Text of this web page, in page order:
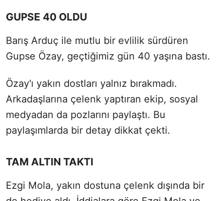
GUPSE 40 OLDU
Barış Arduç ile mutlu bir evlilik sürdüren
Gupse Özay, geçtiğimiz gün 40 yaşına bastı.
Özay'ı yakın dostları yalnız bırakmadı.
Arkadaşlarına çelenk yaptıran ekip, sosyal
medyadan da pozlarını paylaştı. Bu
paylaşımlarda bir detay dikkat çekti.
TAM ALTIN TAKTI
Ezgi Mola, yakın dostuna çelenk dışında bir